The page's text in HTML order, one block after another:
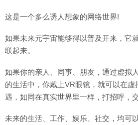
这是一个多么诱人想象的网络世界!
如果未来元宇宙能够得以普及开来，它
联起来。
如果你的亲人、同事、朋友，通过虚拟
的生活中，你戴上VR眼镜，就可以在虚
遇，如同在真实世界里一样，打招呼，交
未来的生活、工作、娱乐、社交，均可